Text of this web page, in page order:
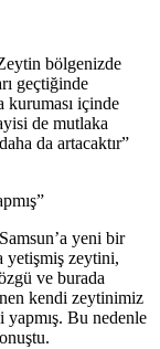
bölgenizde
geçtiğinde
kuruması içinde
de mutlaka
da artacaktır”
yeni bir
yetişmiş zeytini,
ve burada
kendi zeytinimiz
Bu nedenle